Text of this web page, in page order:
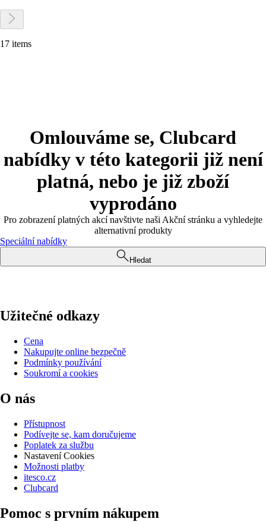
17 items
Omlouváme se, Clubcard
nabídky v této kategorii již není
platná, nebo je již zboží
vyprodáno
Pro zobrazení platných akcí navštivte naši Akční stránku a vyhledejte
alternativní produkty
Speciální nabídky
Hledat
Užitečné odkazy
Cena
Nakupujte online bezpečně
Podmínky používání
Soukromí a cookies
O nás
Přístupnost
Podívejte se, kam doručujeme
Poplatek za službu
Nastavení Cookies
Možnosti platby
itesco.cz
Clubcard
Pomoc s prvním nákupem